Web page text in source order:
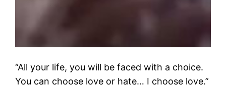
“All your life, you will be faced with a choice.
You can choose love or hate… I choose love.”